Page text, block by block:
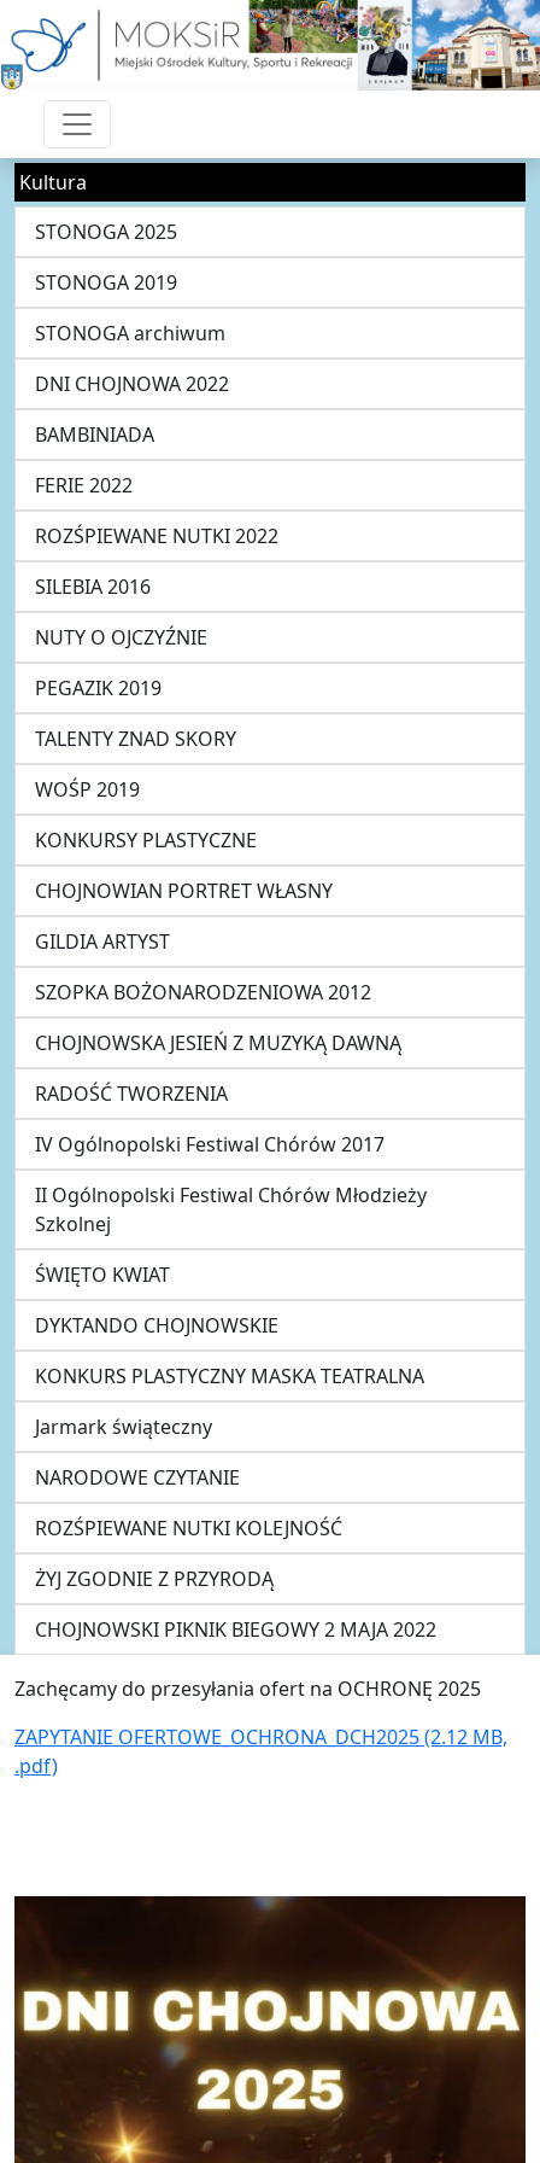
Kultura
STONOGA 2025
STONOGA 2019
STONOGA archiwum
DNI CHOJNOWA 2022
BAMBINIADA
FERIE 2022
ROZŚPIEWANE NUTKI 2022
SILEBIA 2016
NUTY O OJCZYŹNIE
PEGAZIK 2019
TALENTY ZNAD SKORY
WOŚP 2019
KONKURSY PLASTYCZNE
CHOJNOWIAN PORTRET WŁASNY
GILDIA ARTYST
SZOPKA BOŻONARODZENIOWA 2012
CHOJNOWSKA JESIEŃ Z MUZYKĄ DAWNĄ
RADOŚĆ TWORZENIA
IV Ogólnopolski Festiwal Chórów 2017
II Ogólnopolski Festiwal Chórów Młodzieży
Szkolnej
ŚWIĘTO KWIAT
DYKTANDO CHOJNOWSKIE
KONKURS PLASTYCZNY MASKA TEATRALNA
Jarmark świąteczny
NARODOWE CZYTANIE
ROZŚPIEWANE NUTKI KOLEJNOŚĆ
ŻYJ ZGODNIE Z PRZYRODĄ
CHOJNOWSKI PIKNIK BIEGOWY 2 MAJA 2022
Zachęcamy do przesyłania ofert na OCHRONĘ 2025
ZAPYTANIE OFERTOWE_OCHRONA_DCH2025 (2.12 MB,
.pdf)